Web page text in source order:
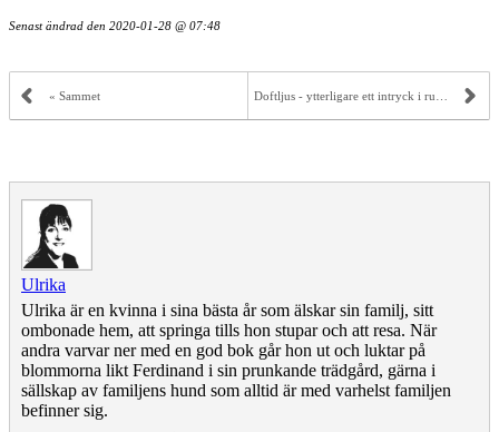
Senast ändrad den 2020-01-28 @ 07:48
« Sammet Doftljus - ytterligare ett intryck i rummet »
Ulrika
Ulrika är en kvinna i sina bästa år som älskar sin familj, sitt
ombonade hem, att springa tills hon stupar och att resa. När
andra varvar ner med en god bok går hon ut och luktar på
blommorna likt Ferdinand i sin prunkande trädgård, gärna i
sällskap av familjens hund som alltid är med varhelst familjen
befinner sig.